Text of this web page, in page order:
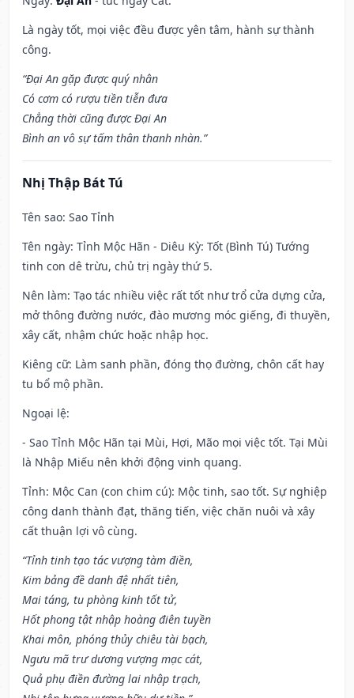
Là ngày tốt, mọi việc đều được yên tâm, hành sự thành
công.
“Đại An gặp được quý nhân
Có cơm có rượu tiền tiễn đưa
Chẳng thời cũng được Đại An
Bình an vô sự tấm thân thanh nhàn.”
Nhị Thập Bát Tú
Tên sao: Sao Tỉnh
Tên ngày: Tỉnh Mộc Hãn - Diêu Kỳ: Tốt (Bình Tú) Tướng
tinh con dê trừu, chủ trị ngày thứ 5.
Nên làm: Tạo tác nhiều việc rất tốt như trổ cửa dựng cửa,
mở thông đường nước, đào mương móc giếng, đi thuyền,
xây cất, nhậm chức hoặc nhập học.
Kiêng cữ: Làm sanh phần, đóng thọ đường, chôn cất hay
tu bổ mộ phần.
Ngoại lệ:
- Sao Tỉnh Mộc Hãn tại Mùi, Hợi, Mão mọi việc tốt. Tại Mùi
là Nhập Miếu nên khởi động vinh quang.
Tỉnh: Mộc Can (con chim cú): Mộc tinh, sao tốt. Sự nghiệp
công danh thành đạt, thăng tiến, việc chăn nuôi và xây
cất thuận lợi vô cùng.
“Tỉnh tinh tạo tác vượng tàm điền,
Kim bảng đề danh đệ nhất tiên,
Mai táng, tu phòng kinh tốt tử,
Hốt phong tật nhập hoàng điên tuyền
Khai môn, phóng thủy chiêu tài bạch,
Ngưu mã trư dương vượng mạc cát,
Quả phụ điền đường lai nhập trạch,